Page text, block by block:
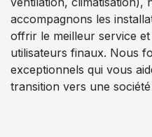
accompagnons les
offrir le meilleur service
utilisateurs finaux. Nous
exceptionnels qui vous
transition vers une